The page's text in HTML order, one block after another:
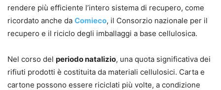
rendere più efficiente l’intero sistema di recupero, come
ricordato anche da Comieco, il Consorzio nazionale per il
recupero e il riciclo degli imballaggi a base cellulosica.
Nel corso del periodo natalizio, una quota significativa dei
rifiuti prodotti è costituita da materiali cellulosici. Carta e
cartone possono essere riciclati più volte, a condizione